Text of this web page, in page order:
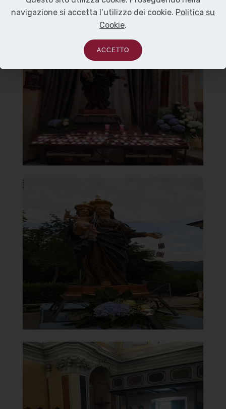
Chiesa di Santa Maria del
Carmine
Statua Madonna del Carmine
Clicca per ingrandire
Chiesa di Santa Maria del
Carmine
Statua in processione
Clicca per ingrandire
Chiesa di Santa Maria del
navigazione si accetta l’utilizzo dei cookie. Politica su
Cookie.
ACCETTO